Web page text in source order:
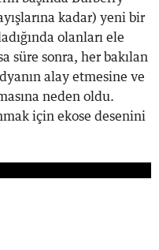
kadar) yeni bir
olanları ele
süre sonra, her bakılan
alay etmesine ve
neden oldu.
için ekose desenini